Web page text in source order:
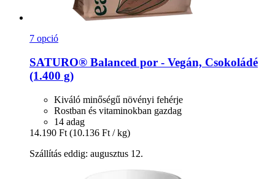
7 opció
SATURO® Balanced por -​ Vegán, Csokoládé
(1.400 g)
Kiváló minőségű növényi fehérje
Rostban és vitaminokban gazdag
14 adag
14.190 Ft (10.136 Ft / kg)
Szállítás eddig: augusztus 12.